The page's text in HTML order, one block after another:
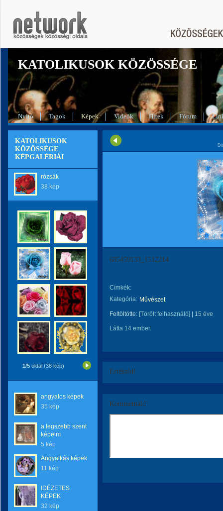
KATOLIKUSOK KÖZÖSSÉGE
Nyitó Tagok Képek Videók Hírek Fórum
KATOLIKUSOK
KÖZÖSSÉGE
KÉPGALÉRIÁI
rózsák
38 kép
1/5 oldal (38 kép)
angyalos képek
35 kép
a legszebb szent
képeim
5 kép
Angyalkás képek
11 kép
IDÉZETES
KÉPEK
32 kép
685459133_1512214
Címkék:
Kategória: Művészet
Feltöltötte: [Törölt felhasználó] 15 éve
Látta 14 ember.
Értékeld!
Kommentáld!